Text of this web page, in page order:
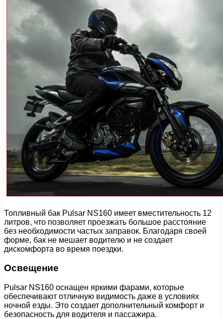
Топливный бак Pulsar NS160 имеет вместительность 12
литров, что позволяет проезжать большое расстояние
без необходимости частых заправок. Благодаря своей
форме, бак не мешает водителю и не создает
дискомфорта во время поездки.
Освещение
Pulsar NS160 оснащен яркими фарами, которые
обеспечивают отличную видимость даже в условиях
ночной езды. Это создает дополнительный комфорт и
безопасность для водителя и пассажира.